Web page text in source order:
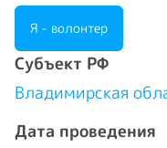
Я - волонтер
Cубъект РФ
Владимирская
Дата проведения